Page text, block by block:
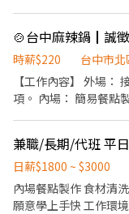
🍲台中麻辣鍋┃誠
時薪$220
台中市北
【工作內容】 外場：
項。 內場： 簡易餐點
19:00–21:00） 🔸休息30分鐘 【薪 資】 時薪▸220
鼎X精誠店▸台中市西
二段 號 鼎X漢口店▸台
屯區公益路二段 號 麻
日薪$1800 ~ $3000
內場餐點製作 食材清
願意學上手快 工作環